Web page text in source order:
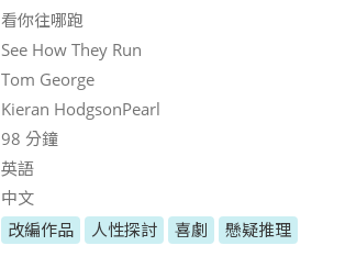
看你往哪跑
See How They Run
Tom George
Kieran HodgsonPearl
98 分鐘
英語
中文
改編作品 人性探討 喜劇 懸疑推理